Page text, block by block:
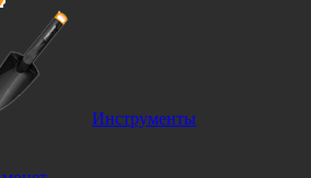
Инструменты